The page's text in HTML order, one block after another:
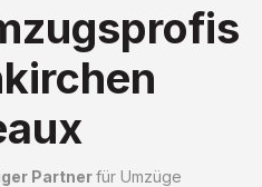
Partnerfür Umzüge